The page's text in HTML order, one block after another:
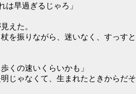
は早過ぎるじゃろ」
えた。
振りながら、迷いなく、すっすと
くの速いくらいかも」
じゃなくて、生まれたときからだそ